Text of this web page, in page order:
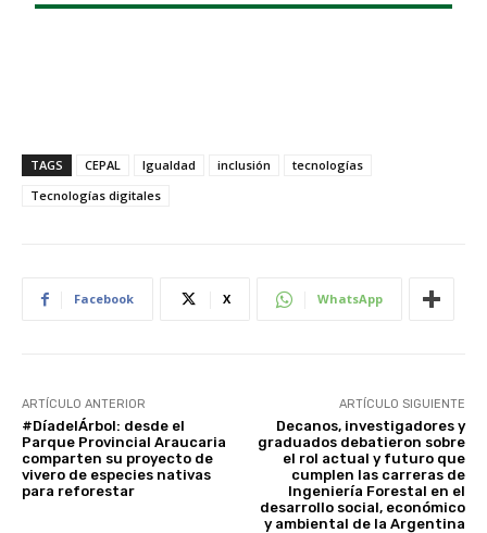
TAGS CEPAL Igualdad inclusión
tecnologías
Tecnologías digitales
Facebook X WhatsApp
ARTÍCULO ANTERIOR
#DíadelÁrbol: desde el
Parque Provincial Araucaria
comparten su proyecto de
vivero de especies nativas
para reforestar
ARTÍCULO SIGUIENTE
Decanos, investigadores y
graduados debatieron sobre
el rol actual y futuro que
cumplen las carreras de
Ingeniería Forestal en el
desarrollo social, económico
y ambiental de la Argentina